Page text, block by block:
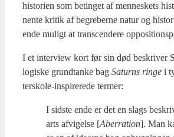
hi­sto­ri­en som betin­get af men­ne­skets
nen­te kri­tik af begre­ber­ne natur og
ende muligt at trans­cen­de­re
I et inter­view kort før sin død beskri­ver
lo­gi­ske grund­tan­ke bag Saturns rin­ge i
ter­sko­le-inspi­re­re­de ter­mer:
I sid­ste ende er det en slags
arts afvi­gel­se [Aber­ra­tion]. Man